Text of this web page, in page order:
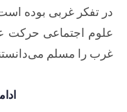
در تفکر غربی بوده
علوم اجتماعی حرکت
غرب را مسلم